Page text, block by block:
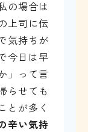
の場合は
上司に伝
気持ちが
今日は早
」って言
らせても
とが多く
辛い気持